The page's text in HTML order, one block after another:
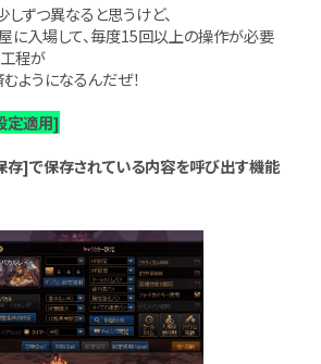
ずつ異なると思うけど、
に入場して、毎度15回以上の操作が必要
程が
ようになるんだぜ！
定適用]
]で保存されている内容を呼び出す機能